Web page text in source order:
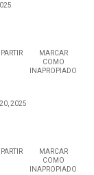
MARCAR
COMO
INAPROPIADO
2025
MARCAR
COMO
INAPROPIADO